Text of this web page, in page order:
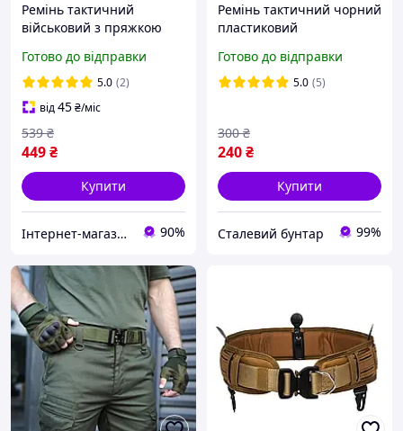
Ремінь тактичний
військовий з пряжкою
Готово до відправки
5.0 (2)
від45₴/міс
449₴
539 ₴
Купити
Інтернет-магазин спортивного харчування та товарів для фітнесу Protein Lounge 90%
Ремінь тактичний чорний
пластиковий
Готово до відправки
5.0 (5)
240₴
300 ₴
Купити
Сталевий бунтар 99%